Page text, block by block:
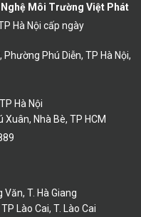
Môi Trường Việt Phát
Hà Nội cấp ngày
Phú Diễn, TP Hà Nội,
Hà Nội
Nhà Bè, TP HCM
T. Hà Giang
Lào Cai, T. Lào Cai